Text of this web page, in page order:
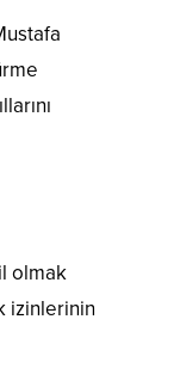
olmak
izinlerinin